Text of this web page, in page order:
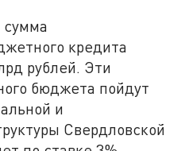
сумма
кредита
рублей. Эти
бюджета пойдут
и
Свердловской